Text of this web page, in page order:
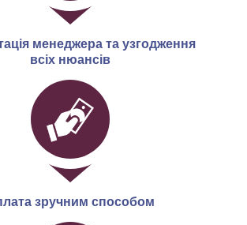
менеджера та узгодження
всіх нюансів
зручним способом